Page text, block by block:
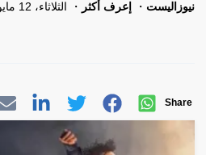
نيوزاليست إعرف أكثر الثلاثاء، 12 مايو 2026
Share